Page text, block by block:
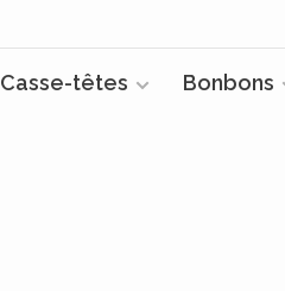
Casse-têtes Bonbons